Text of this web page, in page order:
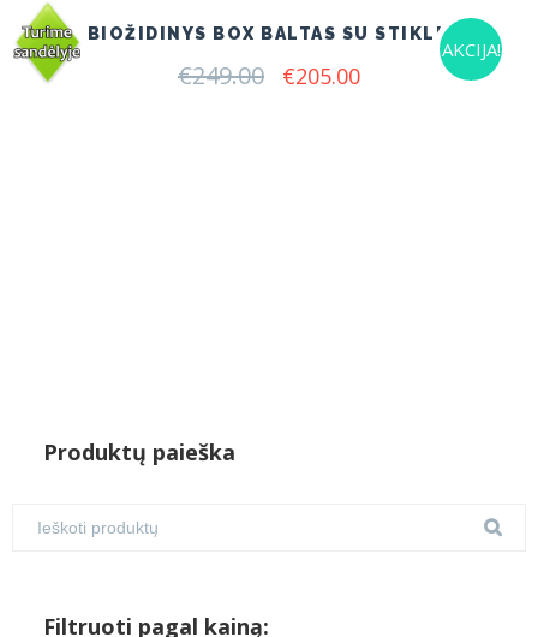
AKCIJA!
BIOŽIDINYS BOX BALTAS SU STIKLU
€249.00 Original
€205.00Current
Produktų paieška
Filtruoti pagal kainą: